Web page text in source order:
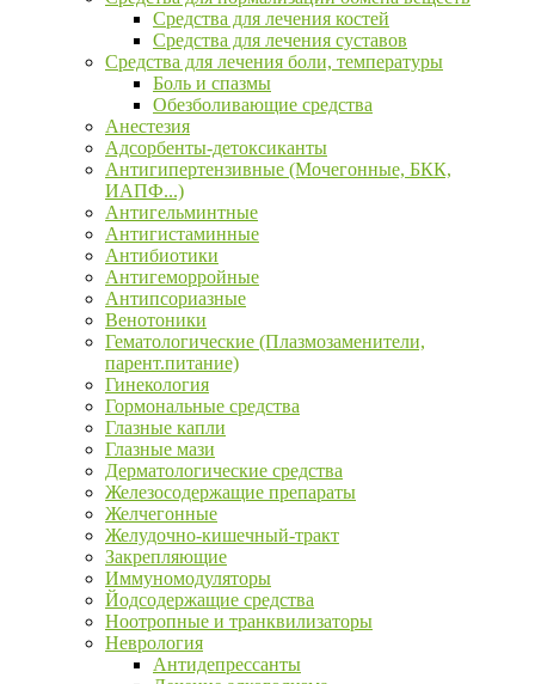
Средства для лечения костей
Средства для лечения суставов
Средства для лечения боли, температуры
Боль и спазмы
Обезболивающие средства
Анестезия
Адсорбенты-детоксиканты
Антигипертензивные (Мочегонные, БКК,
ИАПФ...)
Антигельминтные
Антигистаминные
Антибиотики
Антигеморройные
Антипсориазные
Венотоники
Гематологические (Плазмозаменители,
парент.питание)
Гинекология
Гормональные средства
Глазные капли
Глазные мази
Дерматологические средства
Железосодержащие препараты
Желчегонные
Желудочно-кишечный-тракт
Закрепляющие
Иммуномодуляторы
Йодсодержащие средства
Ноотропные и транквилизаторы
Неврология
Антидепрессанты